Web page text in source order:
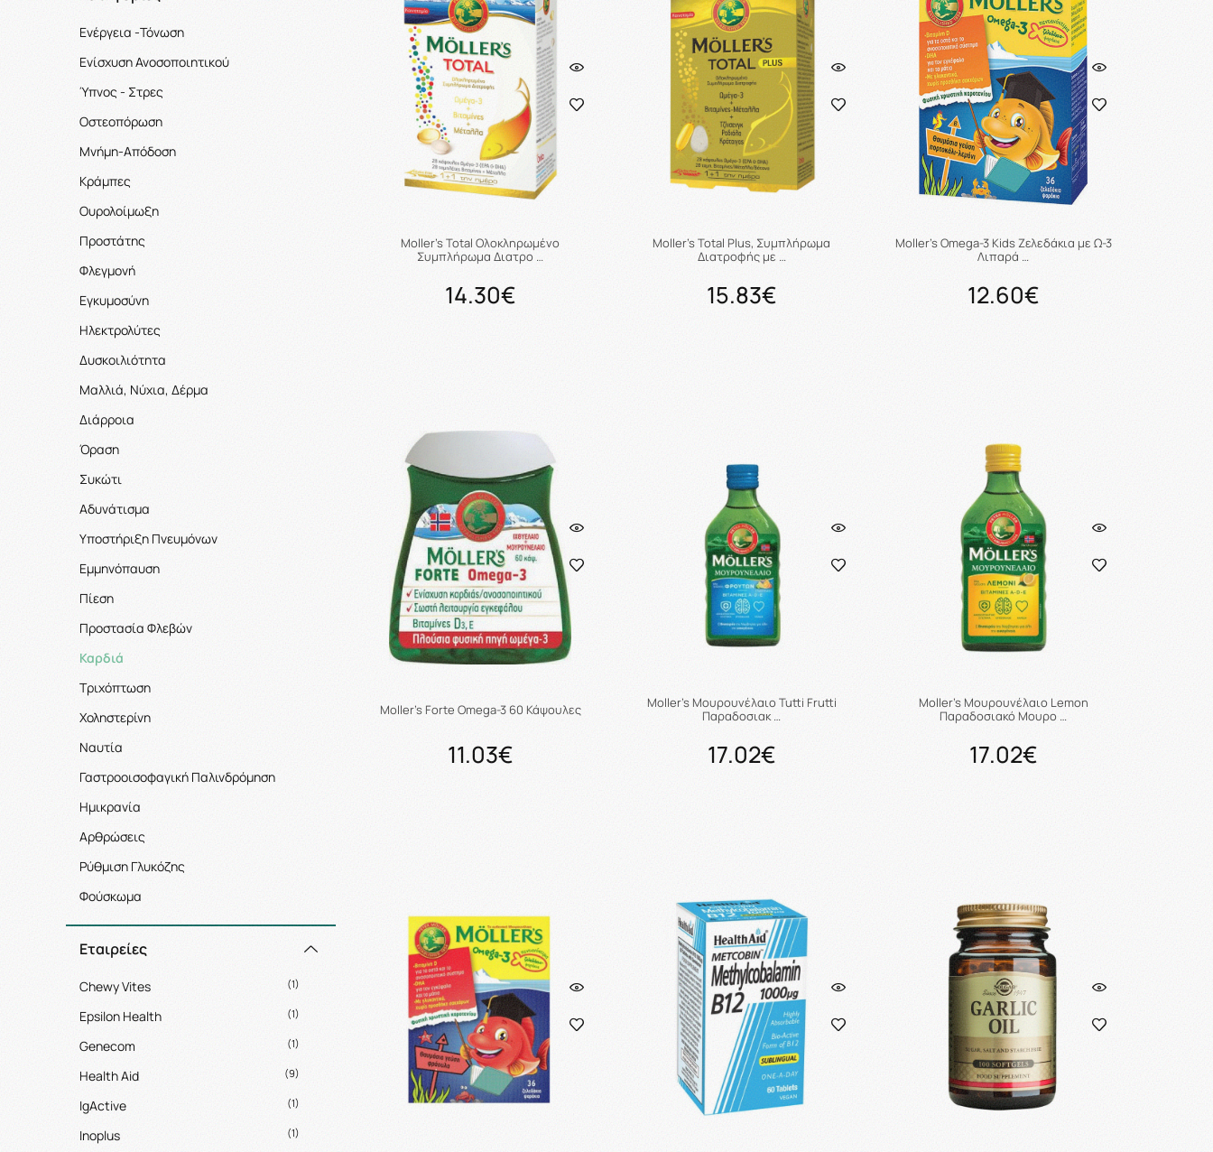
Ενέργεια -Τόνωση
Ενίσχυση Ανοσοποιητικού
Ύπνος - Στρες
Οστεοπόρωση
Μνήμη-Απόδοση
Κράμπες
Ουρολοίμωξη
Προστάτης
Φλεγμονή
Εγκυμοσύνη
Ηλεκτρολύτες
Δυσκοιλιότητα
Μαλλιά, Νύχια, Δέρμα
Διάρροια
Όραση
Συκώτι
Αδυνάτισμα
Υποστήριξη Πνευμόνων
Εμμηνόπαυση
Πίεση
Προστασία Φλεβών
Καρδιά
Τριχόπτωση
Χοληστερίνη
Ναυτία
Γαστροοισοφαγική Παλινδρόμηση
Ημικρανία
Αρθρώσεις
Ρύθμιση Γλυκόζης
Φούσκωμα
Εταιρείες
Chewy Vites (1)
Epsilon Health (1)
Genecom (1)
Health Aid (9)
IgActive (1)
Inoplus (1)
Moller's Total Ολοκληρωμένο
Συμπλήρωμα Διατρο …
14.30€
Προσθήκη στο καλάθι
Moller's Total Plus, Συμπλήρωμα
Διατροφής με …
15.83€
Moller's Omega-3 Kids Ζελεδάκια με Ω-3
Λιπαρά …
12.60€
Προσθήκη στο καλάθι
Moller’s Forte Omega-3 60 Κάψουλες
11.03€
Προσθήκη στο καλάθι
Moller's Μουρουνέλαιο Tutti Frutti
Παραδοσιακ …
17.02€
Προσθήκη στο καλάθι
Moller’s Μουρουνέλαιο Lemon
Παραδοσιακό Μουρο …
17.02€
Προσθήκη στο καλάθι